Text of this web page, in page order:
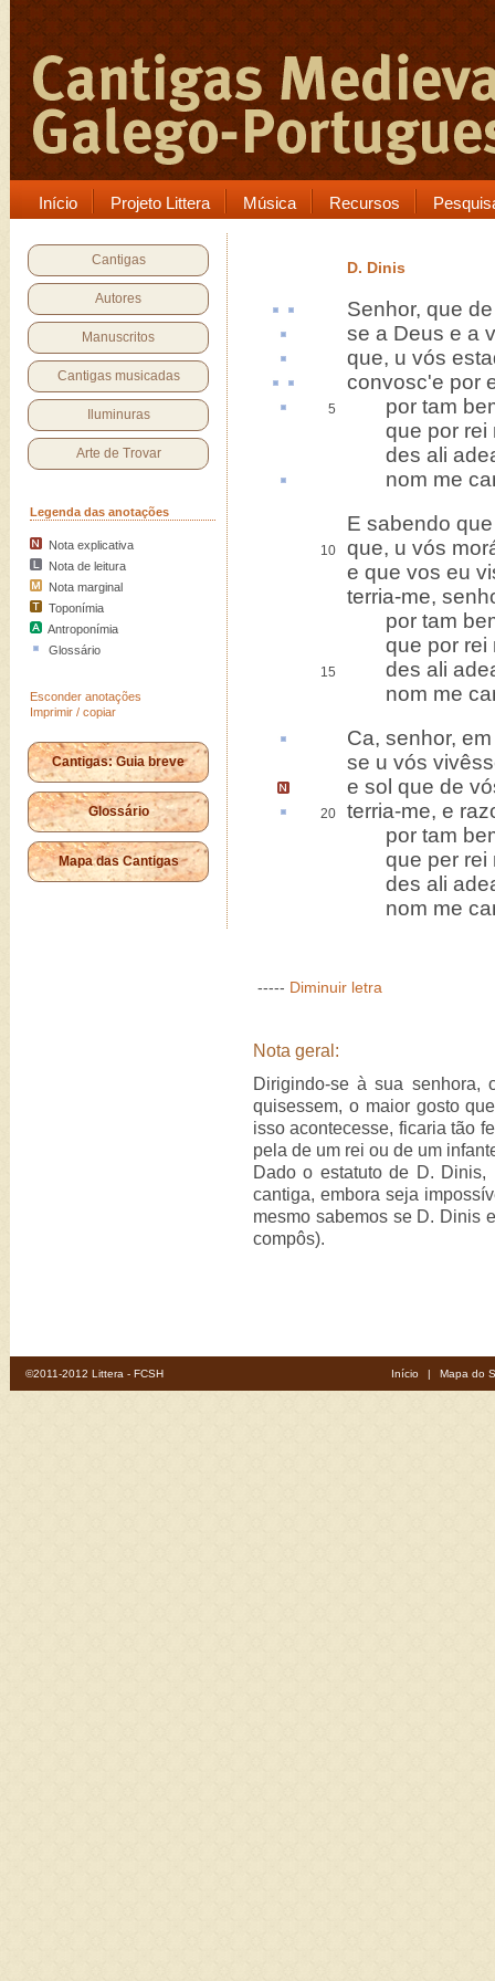
Início Projeto Littera Música Recursos
Cantigas
Autores
Manuscritos
Cantigas musicadas
Iluminuras
Arte de Trovar
Legenda das anotações
Nota explicativa
Nota de leitura
Nota marginal
Toponímia
Antroponímia
Glossário
Esconder anotações
Imprimir / copiar
Cantigas: Guia breve
Glossário
Mapa das Cantigas
D. Dinis
Senhor, que
se a Deus e a
que, u vós
convosc'e por
5 por tam
que por rei
des ali
nom me
E sabendo
10
que, u vós
e que vos eu
terria-me,
por tam
que por rei
15
des ali
nom me
Ca, senhor,
se u vós
e sol que de
20 terria-me, e
por tam
que per rei
des ali
nom me
----- Diminuir letra
Nota geral:
Dirigindo-se à sua senhora,
quisessem, o maior gosto
isso acontecesse, ficaria tão
pela de um rei ou de um
Dado o estatuto de D.
cantiga, embora seja
mesmo sabemos se D. Dinis
compôs).
©2011-2012 Littera - FCSH Início | Mapa do